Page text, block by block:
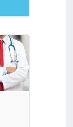
Voir